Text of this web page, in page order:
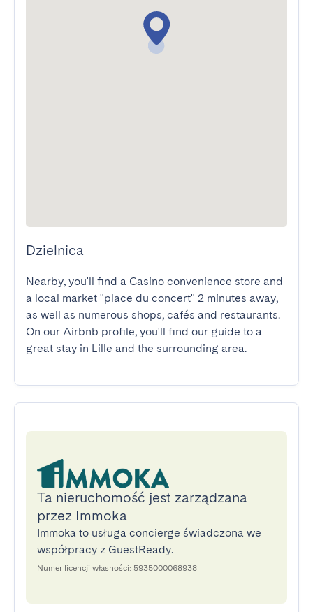
Dzielnica
Nearby, you'll find a Casino convenience store and
a local market "place du concert" 2 minutes away,
as well as numerous shops, cafés and restaurants.
On our Airbnb profile, you'll find our guide to a
great stay in Lille and the surrounding area.
Ta nieruchomość jest zarządzana
przez Immoka
Immoka to usługa concierge świadczona we
współpracy z GuestReady.
Numer licencji własności: 5935000068938